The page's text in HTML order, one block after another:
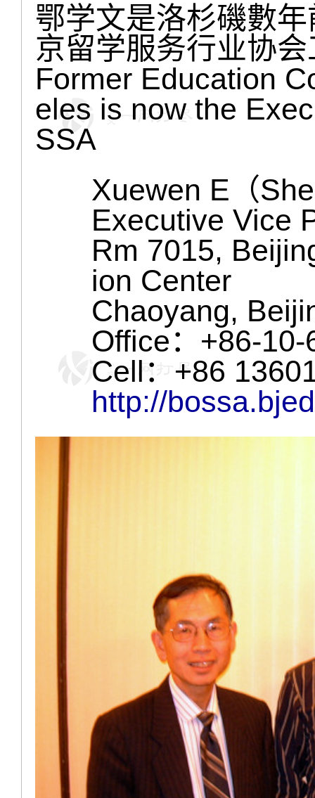
鄂学文是洛杉磯數
京留学服务行业协
Former Education
eles is now the
SSA
Xuewen E（
Executive Vice
Rm 7015,
ion Center
Chaoyang,
Office：+86-
Cell：+86
http://